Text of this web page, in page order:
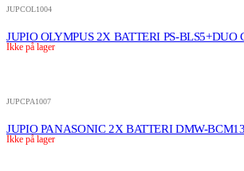
JUPCOL1004
JUPIO OLYMPUS 2X BATTERI PS-BLS5+DUO
Ikke på lager
JUPCPA1007
JUPIO PANASONIC 2X BATTERI DMW-
Ikke på lager